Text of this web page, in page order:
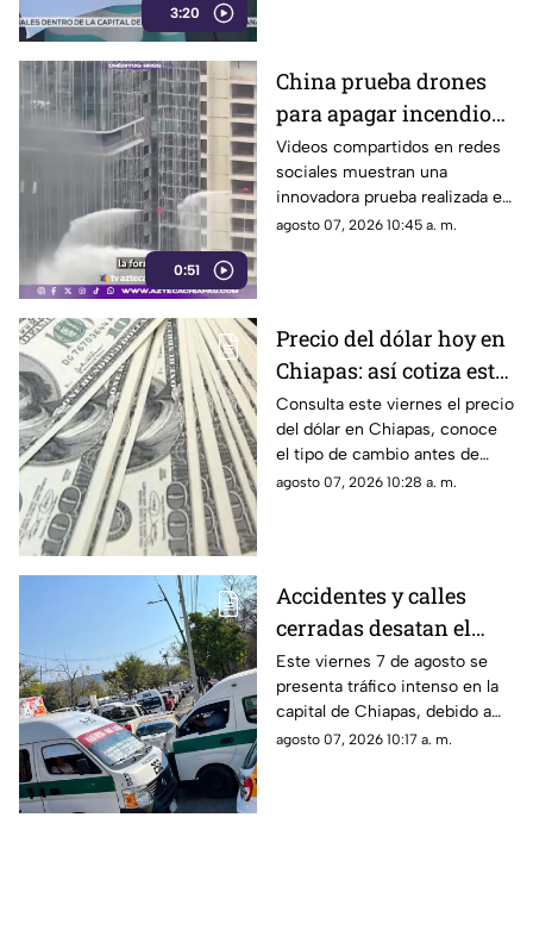
3:20
0:51
China prueba drones
para apagar incendios
en rascacielos y
revoluciona la atención
de emergencias
Videos compartidos en redes
sociales muestran una
innovadora prueba realizada en
China, donde drones
rascacielos, una tecnología
que podría transformar la
respuesta a emergencias
urbanas.
agosto 07, 2026 10:45 a. m.
Precio del dólar hoy en
Chiapas: así cotiza este
viernes 7 de agosto de
2026
Consulta este viernes el precio
del dólar en Chiapas, conoce
el tipo de cambio antes de
comprar o vender divisas
agosto 07, 2026 10:28 a. m.
Accidentes y calles
cerradas desatan el
tráfico en Tuxtla
Gutiérrez este viernes
Este viernes 7 de agosto se
presenta tráfico intenso en la
capital de Chiapas, debido a
accidentes, calles cerradas y
agosto 07, 2026 10:17 a. m.